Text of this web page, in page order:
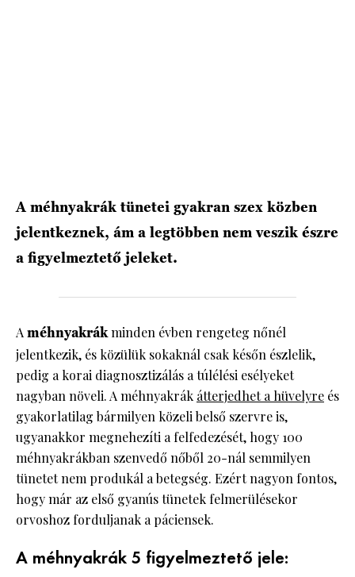
A méhnyakrák tünetei gyakran szex közben
jelentkeznek, ám a legtöbben nem veszik észre
a figyelmeztető jeleket.
Améhnyakrákminden évben rengeteg nőnél
jelentkezik, és közülük sokaknál csak későn észlelik,
pedig a korai diagnosztizálás a túlélési esélyeket
nagyban növeli. A méhnyakrák átterjedhet a hüvelyre és
gyakorlatilag bármilyen közeli belső szervre is,
ugyanakkor megnehezíti a felfedezését, hogy 100
méhnyakrákban szenvedő nőből 20-nál semmilyen
tünetet nem produkál a betegség. Ezért nagyon fontos,
hogy már az első gyanús tünetek felmerülésekor
orvoshoz forduljanak a páciensek.
A méhnyakrák 5 figyelmeztető jele: